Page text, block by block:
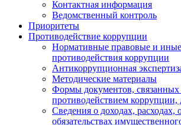
Контактная информация
Ведомственный контроль
Приоритеты
Противодействие коррупции
Нормативные правовые и
противодействия коррупции
Антикоррупционная
Методические материалы
Формы документов, связанных
противодействием коррупции,
Сведения о доходах, расходах,
обязательствах